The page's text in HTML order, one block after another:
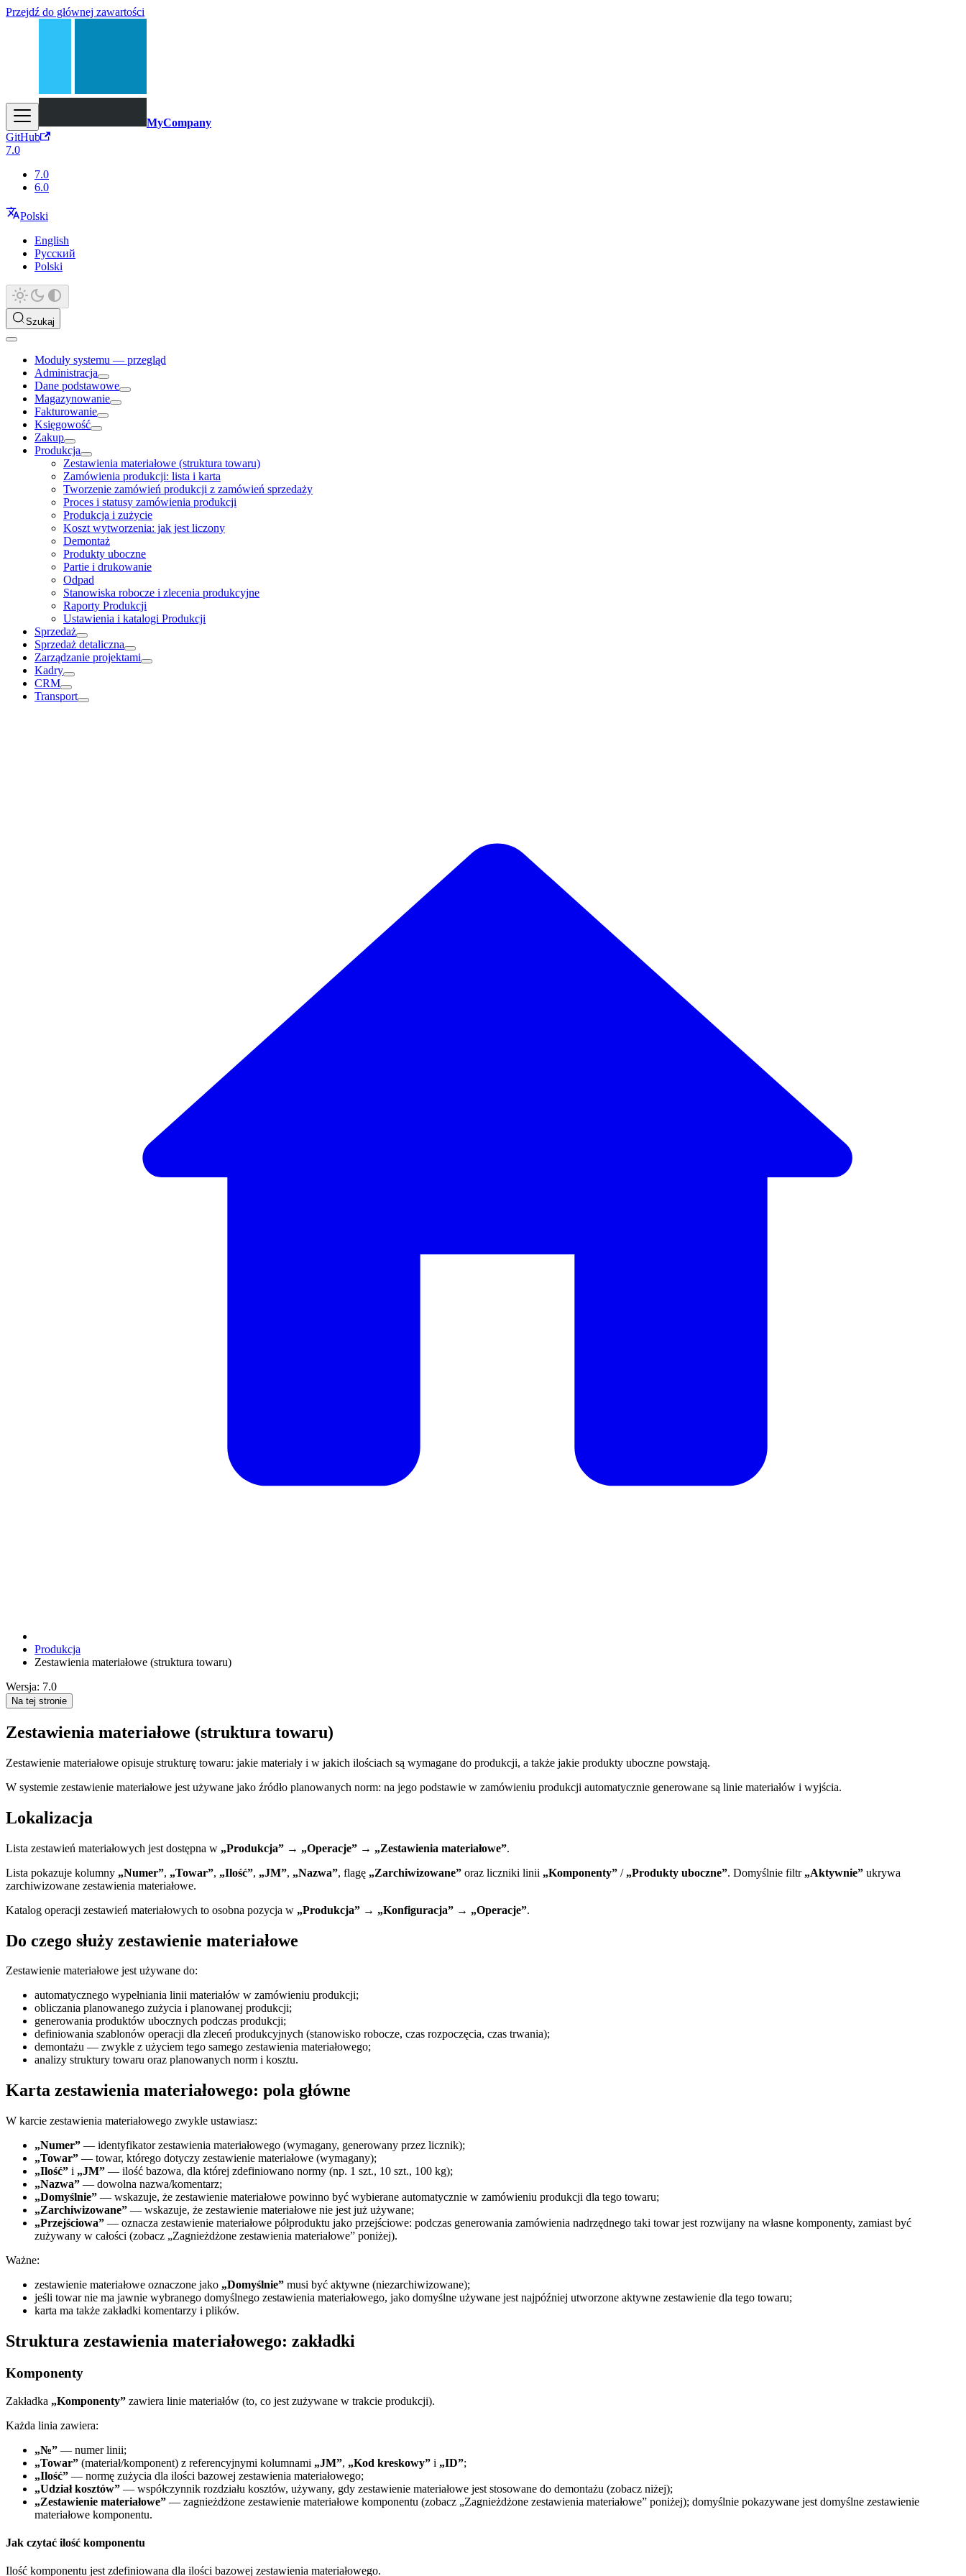
Przejdź do głównej zawartości
MyCompany
GitHub
7.0
7.0
6.0
Polski
English
Русский
Polski
Szukaj
Moduły systemu — przegląd
Administracja
Dane podstawowe
Magazynowanie
Fakturowanie
Księgowość
Zakup
Produkcja
Zestawienia materiałowe (struktura towaru)
Zamówienia produkcji: lista i karta
Tworzenie zamówień produkcji z zamówień sprzedaży
Proces i statusy zamówienia produkcji
Produkcja i zużycie
Koszt wytworzenia: jak jest liczony
Demontaż
Produkty uboczne
Partie i drukowanie
Odpad
Stanowiska robocze i zlecenia produkcyjne
Raporty Produkcji
Ustawienia i katalogi Produkcji
Sprzedaż
Sprzedaż detaliczna
Zarządzanie projektami
Kadry
CRM
Transport
Produkcja
Zestawienia materiałowe (struktura towaru)
Wersja: 7.0
Na tej stronie
Zestawienia materiałowe (struktura towaru)
Zestawienie materiałowe opisuje strukturę towaru: jakie materiały i w jakich ilościach są wymagane do produkcji, a także jakie produkty uboczne powstają.
W systemie zestawienie materiałowe jest używane jako źródło planowanych norm: na jego podstawie w zamówieniu produkcji automatycznie generowane są linie materiałów i wyjścia.
Lokalizacja
Lista zestawień materiałowych jest dostępna w „Produkcja” → „Operacje” → „Zestawienia materiałowe”.
Lista pokazuje kolumny „Numer”, „Towar”, „Ilość”, „JM”, „Nazwa”, flagę „Zarchiwizowane” oraz liczniki linii „Komponenty” / „Produkty uboczne”. Domyślnie filtr „Aktywnie” ukrywa
zarchiwizowane zestawienia materiałowe.
Katalog operacji zestawień materiałowych to osobna pozycja w „Produkcja” → „Konfiguracja” → „Operacje”.
Do czego służy zestawienie materiałowe
Zestawienie materiałowe jest używane do:
automatycznego wypełniania linii materiałów w zamówieniu produkcji;
obliczania planowanego zużycia i planowanej produkcji;
generowania produktów ubocznych podczas produkcji;
definiowania szablonów operacji dla zleceń produkcyjnych (stanowisko robocze, czas rozpoczęcia, czas trwania);
demontażu — zwykle z użyciem tego samego zestawienia materiałowego;
analizy struktury towaru oraz planowanych norm i kosztu.
Karta zestawienia materiałowego: pola główne
W karcie zestawienia materiałowego zwykle ustawiasz:
„Numer” — identyfikator zestawienia materiałowego (wymagany, generowany przez licznik);
„Towar” — towar, którego dotyczy zestawienie materiałowe (wymagany);
„Ilość” i „JM” — ilość bazowa, dla której zdefiniowano normy (np. 1 szt., 10 szt., 100 kg);
„Nazwa” — dowolna nazwa/komentarz;
„Domyślnie” — wskazuje, że zestawienie materiałowe powinno być wybierane automatycznie w zamówieniu produkcji dla tego towaru;
„Zarchiwizowane” — wskazuje, że zestawienie materiałowe nie jest już używane;
„Przejściowa” — oznacza zestawienie materiałowe półproduktu jako przejściowe: podczas generowania zamówienia nadrzędnego taki towar jest rozwijany na własne komponenty, zamiast być
zużywany w całości (zobacz „Zagnieżdżone zestawienia materiałowe” poniżej).
Ważne:
zestawienie materiałowe oznaczone jako „Domyślnie” musi być aktywne (niezarchiwizowane);
jeśli towar nie ma jawnie wybranego domyślnego zestawienia materiałowego, jako domyślne używane jest najpóźniej utworzone aktywne zestawienie dla tego towaru;
karta ma także zakładki komentarzy i plików.
Struktura zestawienia materiałowego: zakładki
Komponenty
Zakładka „Komponenty” zawiera linie materiałów (to, co jest zużywane w trakcie produkcji).
Każda linia zawiera:
„№” — numer linii;
„Towar” (materiał/komponent) z referencyjnymi kolumnami „JM”, „Kod kreskowy” i „ID”;
„Ilość” — normę zużycia dla ilości bazowej zestawienia materiałowego;
„Udział kosztów” — współczynnik rozdziału kosztów, używany, gdy zestawienie materiałowe jest stosowane do demontażu (zobacz niżej);
„Zestawienie materiałowe” — zagnieżdżone zestawienie materiałowe komponentu (zobacz „Zagnieżdżone zestawienia materiałowe” poniżej); domyślnie pokazywane jest domyślne zestawienie
materiałowe komponentu.
Jak czytać ilość komponentu
Ilość komponentu jest zdefiniowana dla ilości bazowej zestawienia materiałowego.